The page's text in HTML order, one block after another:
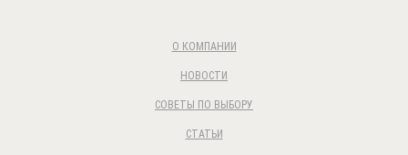
О КОМПАНИИ
НОВОСТИ
СОВЕТЫ ПО ВЫБОРУ
СТАТЬИ